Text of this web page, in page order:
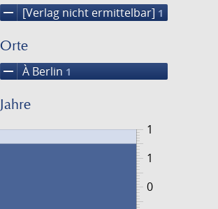
remove [Verlag nicht ermittelbar] 1
Orte
remove À Berlin 1
Jahre
1
0
1